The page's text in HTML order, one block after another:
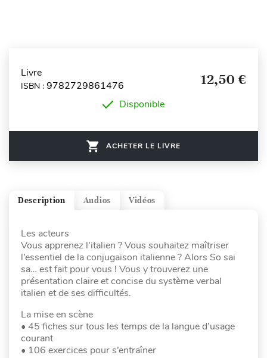
Livre
ISBN : 9782729861476 12,50 €
Disponible
ACHETER LE LIVRE
Vidéos
Audios
Description
Les acteurs
Vous apprenez l’italien ? Vous souhaitez maîtriser
l’essentiel de la conjugaison italienne ? Alors So sai
sa… est fait pour vous ! Vous y trouverez une
présentation claire et concise du système verbal
italien et de ses difficultés.
La mise en scène
• 45 fiches sur tous les temps de la langue d’usage
courant
• 106 exercices pour s’entraîner